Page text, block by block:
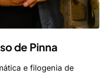
de Pinna
e filogenia de